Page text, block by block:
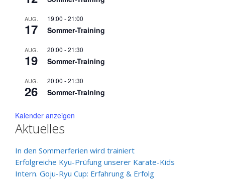
AUG.
17
19:00 -21:00
Sommer-Training
AUG.
19
20:00 -21:30
Sommer-Training
AUG.
26
20:00 -21:30
Sommer-Training
Kalender anzeigen
Aktuelles
In den Sommerferien wird trainiert
Erfolgreiche Kyu-Prüfung unserer Karate-Kids
Intern. Goju-Ryu Cup: Erfahrung & Erfolg